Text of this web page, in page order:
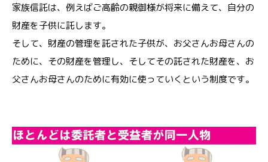
家族信託は、例えばご高齢の親御様が将来に備えて、自分の
財産を子供に託します。
そして、財産の管理を託された子供が、お父さんお母さんの
ために、その財産を管理し、そしてその託された財産を、お
父さんお母さんのために有効に使っていくという制度です。